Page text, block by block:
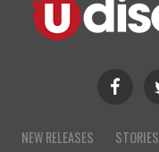
NEW RELEASES STORIES